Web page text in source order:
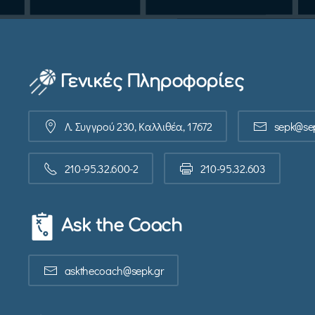
Γενικές Πληροφορίες
Λ. Συγγρού 230, Καλλιθέα, 17672
210-95.32.600-2 210-95.32.603
Ask the Coach
askthecoach@sepk.gr